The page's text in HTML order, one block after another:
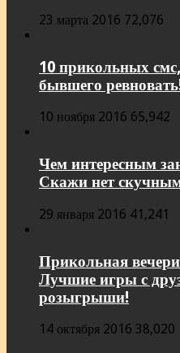
23 марта 2016 72,076
10 прикольных
бывшего
10 ноября 2016 65,942
Чем интересным
Скажи нет
29 января 2016 41,241
Прикольная
Лучшие игры с
розыгрыши!
14 октября 2016 38,020